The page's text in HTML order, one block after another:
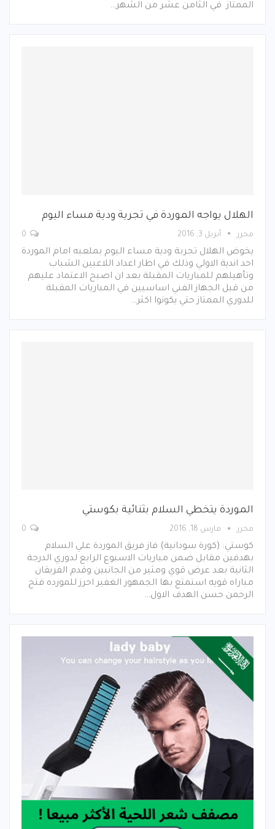
الممتاز في الثامن عشر من الشهر…
الهلال يواجه الموردة في تجرية ودية مساء اليوم
محرر أبريل 3, 2016
يخوض الهلال تجربة ودية مساء اليوم بملعبه امام الموردة
احد اندية الاولي وذلك في اطار اعداد اللاعبين الشباب
وتأهيلهم للمباريات المقبلة بعد ان اصبح الاعتماد عليهم
من قبل الجهاز الفني اساسيين في المباريات المقبلة
للدوري الممتاز حتي يكونوا اكثر…
الموردة يتخطي السلام بثنائية بكوستي
محرر مارس 18, 2016
كوستي: (كورة سودانية) فاز فريق الموردة علي السلام
بهدفين مقابل ضمن مباريات الاسبوع الرابع لدوري الدرجة
الثانية بعد عرض قوي ومثير من الجانبين وقدم الفريقان
مباراه قويه استمتع بها الجمهور الغفير احرز للمورده فتح
الرحمن حسن الهدف الاول…